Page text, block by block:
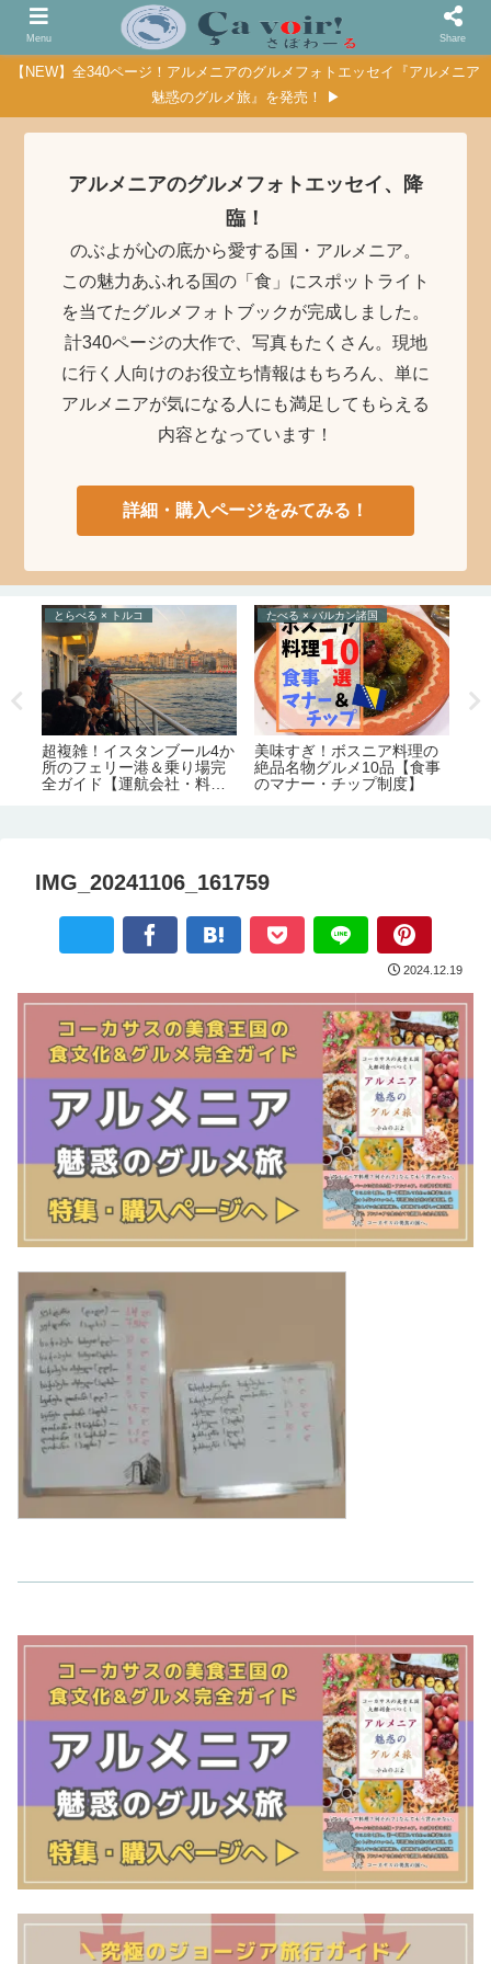
【NEW】全340ページ！アルメニアのグルメフォトエッセイ『アルメニア
魅惑のグルメ旅』を発売！ ▶
アルメニアのグルメフォトエッセイ、降
臨！
のぶよが心の底から愛する国・アルメニア。
この魅力あふれる国の「食」にスポットライト
を当てたグルメフォトブックが完成しました。
計340ページの大作で、写真もたくさん。現地
に行く人向けのお役立ち情報はもちろん、単に
アルメニアが気になる人にも満足してもらえる
内容となっています！
詳細・購入ページをみてみる！
とらべる × トルコ
超複雑！イスタンブール4か
所のフェリー港＆乗り場完
全ガイド【運航会社・料
たべる × バルカン諸国
美味すぎ！ボスニア料理の
絶品名物グルメ10品【食事
のマナー・チップ制度】
IMG_20241106_161759
2024.12.19
Menu Share